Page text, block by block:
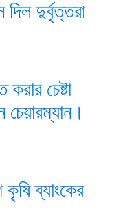
দুর্বৃত্তরা
করার চেষ্টা
ব্যাংকের